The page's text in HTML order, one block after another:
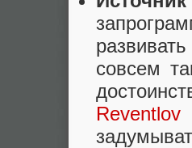
совсем
Reventlov